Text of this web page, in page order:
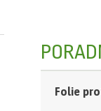
Folie